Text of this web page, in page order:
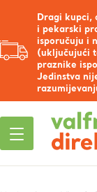
Dragi kupci,
i pekarski
isporučuju i
(uključujući
praznike
Jedinstva